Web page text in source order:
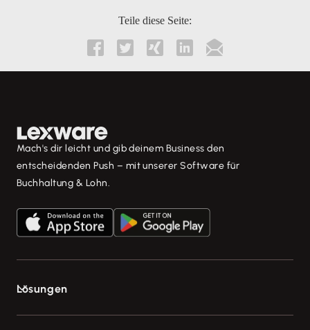
Teile diese Seite:
    
Mach's dir leicht und gib deinem Business den
entscheidenden Push – mit unserer Software für
Buchhaltung & Lohn.
Lösungen
